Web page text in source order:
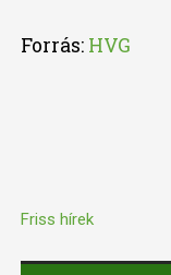
Forrás: HVG
Friss hírek